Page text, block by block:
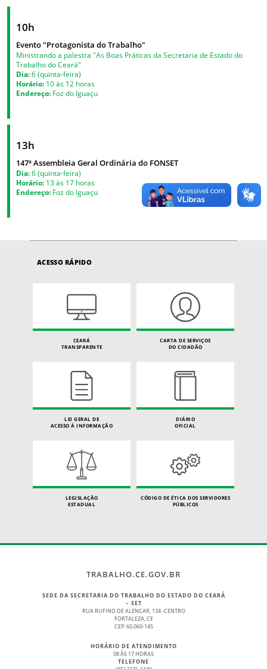
10h
Evento "Protagonista do Trabalho"
Ministrando a palestra "As Boas Práticas da Secretaria de Estado do
Trabalho do Ceará"
Dia:6 (quinta-feira)
Horário: 10 às 12 horas
Endereço: Foz do Iguaçu
13h
147ª Assembleia Geral Ordinária do FONSET
Dia:6 (quinta-feira)
Horário: 13 às 17 horas
Endereço: Foz do Iguaçu
ACESSO RÁPIDO
CEARÁ
TRANSPARENTE
CARTA DE SERVIÇOS
DO CIDADÃO
LEI GERAL DE
ACESSO À INFORMAÇÃO
DIÁRIO
OFICIAL
LEGISLAÇÃO
ESTADUAL
CÓDIGO DE ÉTICA DOS SERVIDORES
PÚBLICOS
TRABALHO.CE.GOV.BR
SEDE DA SECRETARIA DO TRABALHO DO ESTADO DO CEARÁ
– SET
RUA RUFINO DE ALENCAR, 134 -CENTRO
FORTALEZA, CE
CEP: 60.060-145
HORÁRIO DE ATENDIMENTO
08 ÀS 17 HORAS
TELEFONE